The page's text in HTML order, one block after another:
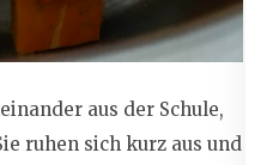
aus der Schule,
ruhen sich kurz aus und